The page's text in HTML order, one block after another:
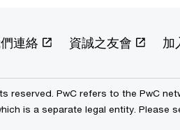
連絡 資誠之友會 加
reserved. PwC refers to the PwC
is a separate legal entity. Please